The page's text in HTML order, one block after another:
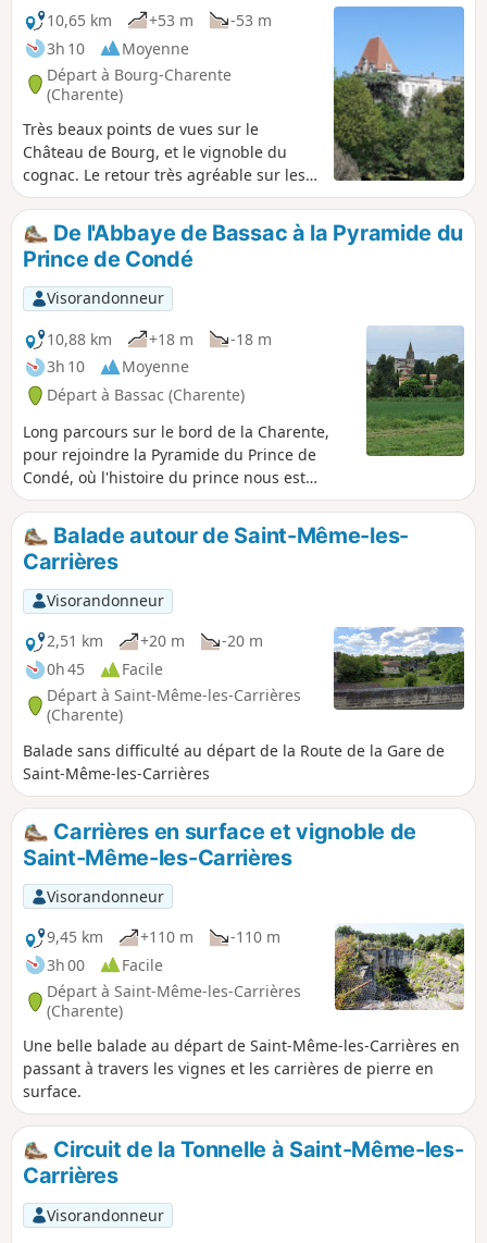
10,65 km
+53 m
-53 m
3h 10
Moyenne
Départ à Bourg-Charente
(Charente)
Très beaux points de vues sur le
Château de Bourg, et le vignoble du
cognac. Le retour très agréable sur les
bords de la Charente .
De l'Abbaye de Bassac à la Pyramide du
Prince de Condé
Visorandonneur
10,88 km
+18 m
-18 m
3h 10
Moyenne
Départ à Bassac (Charente)
Long parcours sur le bord de la Charente,
pour rejoindre la Pyramide du Prince de
Condé, où l'histoire du prince nous est
expliquée. Une autre date, le 16 décembre
1942, avec des commandos des Royal
Marines Britanniques et l'opération
Frankton. Une page de notre histoire qui
mérite beaucoup d'explications,
Balade autour de Saint-Même-les-
Carrières
Visorandonneur
2,51 km
+20 m
-20 m
0h 45
Facile
Départ à Saint-Même-les-Carrières
(Charente)
Balade sans difficulté au départ de la Route de la Gare de
Saint-Même-les-Carrières
Carrières en surface et vignoble de
Saint-Même-les-Carrières
Visorandonneur
9,45 km
+110 m
-110 m
3h 00
Facile
Départ à Saint-Même-les-Carrières
(Charente)
Une belle balade au départ de Saint-Même-les-Carrières en
passant à travers les vignes et les carrières de pierre en
surface.
Circuit de la Tonnelle à Saint-Même-les-
Carrières
Visorandonneur